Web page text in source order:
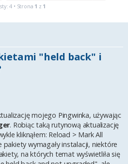
4 • Strona 1 z 1
"held back" i
mojego Pingwinka, używając
. Robiąc taką rutynową aktualizację
kliknąłem: Reload > Mark All
wymagały instalacji, niektóre
na których temat wyświetliła się